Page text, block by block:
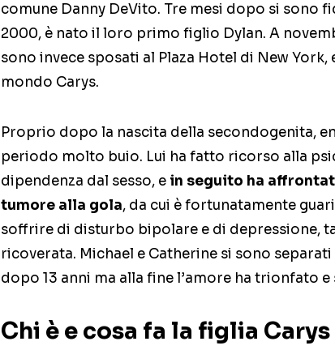
comune Danny DeVito. Tre mesi dopo si sono
2000, è nato il loro primo figlio Dylan. A
sono invece sposati al Plaza Hotel di New York,
mondo Carys.
Proprio dopo la nascita della secondogenita,
periodo molto buio. Lui ha fatto ricorso alla
dipendenza dal sesso, e in seguito ha
tumore alla gola, da cui è fortunatamente
soffrire di disturbo bipolare e di depressione,
ricoverata. Michael e Catherine si sono
dopo 13 anni ma alla fine l’amore ha trionfato
Chi è e cosa fa la figlia